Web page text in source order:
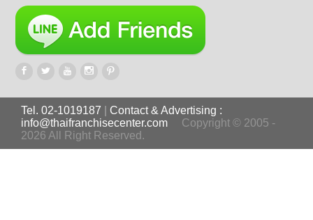
Tel. 02-1019187
Contact & Advertising :
info@thaifranchisecenter.com
Copyright © 2005 -
2026 All Right Reserved.